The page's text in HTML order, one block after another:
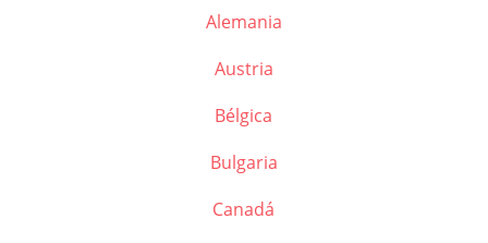
Alemania
Austria
Bélgica
Bulgaria
Canadá